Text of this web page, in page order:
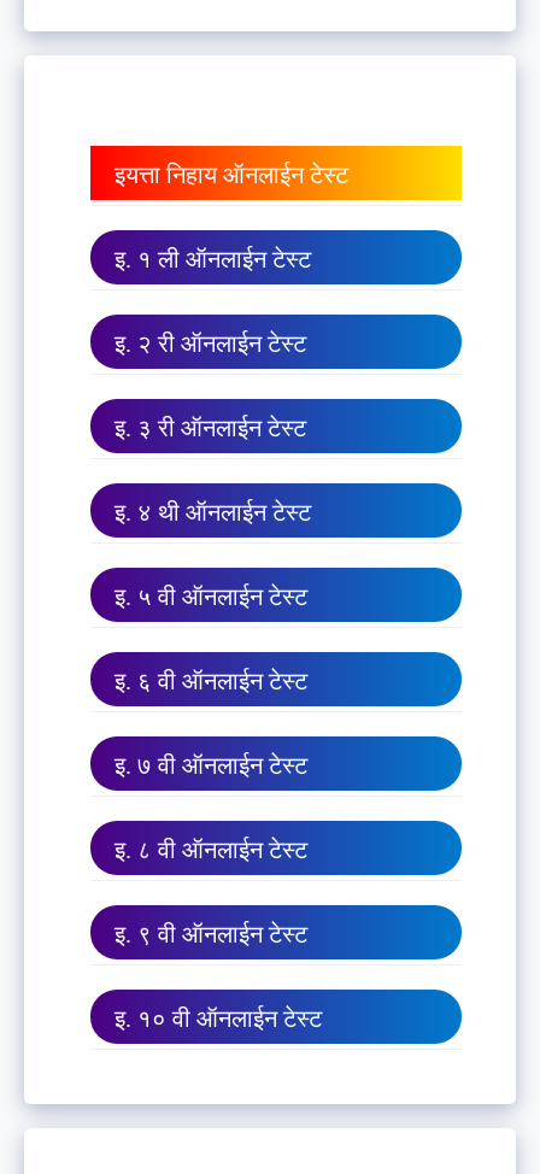
इयत्ता निहाय ऑनलाईन टेस्ट
इ. १ ली ऑनलाईन टेस्ट
इ. २ री ऑनलाईन टेस्ट
इ. ३ री ऑनलाईन टेस्ट
इ. ४ थी ऑनलाईन टेस्ट
इ. ५ वी ऑनलाईन टेस्ट
इ. ६ वी ऑनलाईन टेस्ट
इ. ७ वी ऑनलाईन टेस्ट
इ. ८ वी ऑनलाईन टेस्ट
इ. ९ वी ऑनलाईन टेस्ट
इ. १० वी ऑनलाईन टेस्ट